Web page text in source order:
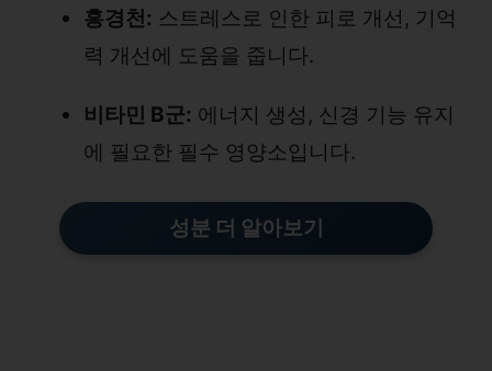
홍경천: 스트레스로 인한 피로 개선, 기억
력 개선에 도움을 줍니다.
비타민 B군: 에너지 생성, 신경 기능 유지
에 필요한 필수 영양소입니다.
성분 더 알아보기